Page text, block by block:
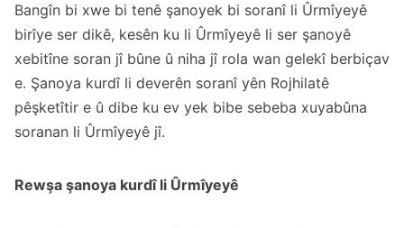
Bangîn bi xwe bi tenê şanoyek bi soranî li Ûrmîyeyê
birîye ser dikê, kesên ku li Ûrmîyeyê li ser şanoyê
xebitîne soran jî bûne û niha jî rola wan gelekî berbiçav
e. Şanoya kurdî li deverên soranî yên Rojhilatê
pêşketîtir e û dibe ku ev yek bibe sebeba xuyabûna
soranan li Ûrmîyeyê jî.
Rewşa şanoya kurdî li Ûrmîyeyê